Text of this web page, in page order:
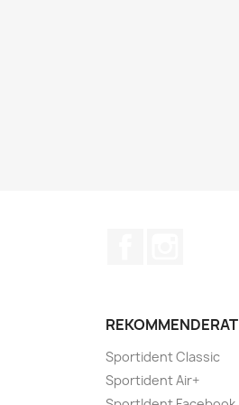
REKOMMENDERAT
Sportident Classic
Sportident Air+